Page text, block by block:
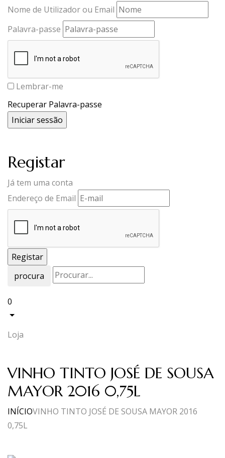
Nome de Utilizador ou Email
Palavra-passe
Lembrar-me
Recuperar Palavra-passe
Registar
Já tem uma conta
Endereço de Email
procura
0
Loja
VINHO TINTO JOSÉ DE SOUSA
MAYOR 2016 0,75L
INÍCIOVINHO TINTO JOSÉ DE SOUSA MAYOR 2016
0,75L